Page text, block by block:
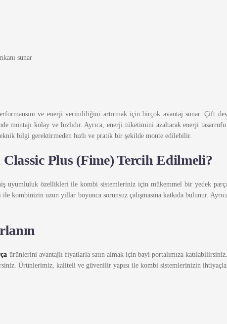
sunar
ve enerji verimliliğini artırmak için birçok avantaj sunar. Çift
montajı kolay ve hızlıdır. Ayrıca, enerji tüketimini azaltarak enerji
bilgi gerektirmeden hızlı ve pratik bir şekilde monte edilebilir.
Plus (Fime) Tercih Edilmeli?
uyumluluk özellikleri ile kombi sistemleriniz için mükemmel bir yedek
kombinizin uzun yıllar boyunca sorunsuz çalışmasına katkıda bulunur.
ürünlerini avantajlı fiyatlarla satın almak için bayi portalımıza
Ürünlerimiz, kaliteli ve güvenilir yapısı ile kombi sistemlerinizin